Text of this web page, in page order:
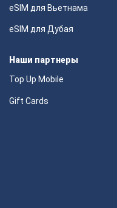
eSIM для Вьетнама
eSIM для Дубая
Наши партнеры
Top Up Mobile
Gift Cards